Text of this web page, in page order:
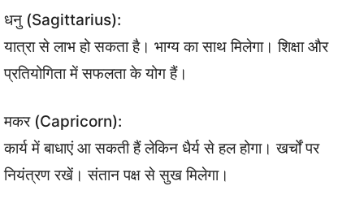
धनु (Sagittarius):
यात्रा से लाभ हो सकता है। भाग्य का साथ मिलेगा। शिक्षा और
प्रतियोगिता में सफलता के योग हैं।
मकर (Capricorn):
कार्य में बाधाएं आ सकती हैं लेकिन धैर्य से हल होगा। खर्चों पर
नियंत्रण रखें। संतान पक्ष से सुख मिलेगा।